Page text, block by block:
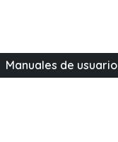
Manuales de usuario